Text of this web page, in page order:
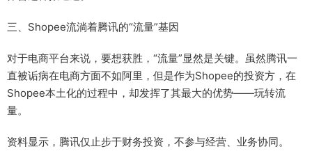
三、Shopee流淌着腾讯的“流量”基因
对于电商平台来说，要想获胜，“流量”显然是关键。虽然腾讯一
直被诟病在电商方面不如阿里，但是作为Shopee的投资方，在
Shopee本土化的过程中，却发挥了其最大的优势——玩转流
量。
资料显示，腾讯仅止步于财务投资，不参与经营、业务协同。